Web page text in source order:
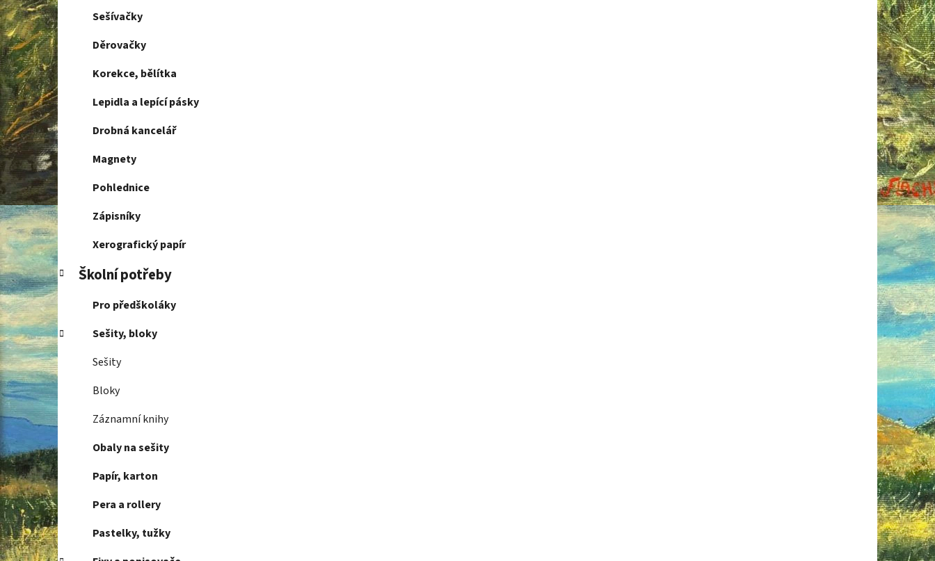
Sešívačky
Děrovačky
Korekce, bělítka
Lepidla a lepící pásky
Drobná kancelář
Magnety
Pohlednice
Zápisníky
Xerografický papír
Školní potřeby
Pro předškoláky
Sešity, bloky
Sešity
Bloky
Záznamní knihy
Obaly na sešity
Papír, karton
Pera a rollery
Pastelky, tužky